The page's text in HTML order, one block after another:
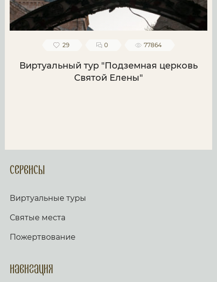
29 0 77864
Виртуальный тур "Подземная церковь
Святой Елены"
Сервисы
Виртуальные туры
Святые места
Пожертвование
Навигация